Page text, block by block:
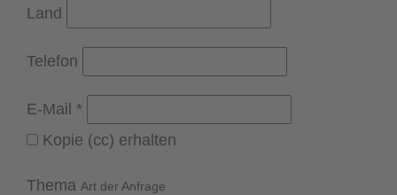
Land
Telefon
E-Mail *
Kopie (cc) erhalten
Thema Art der Anfrage